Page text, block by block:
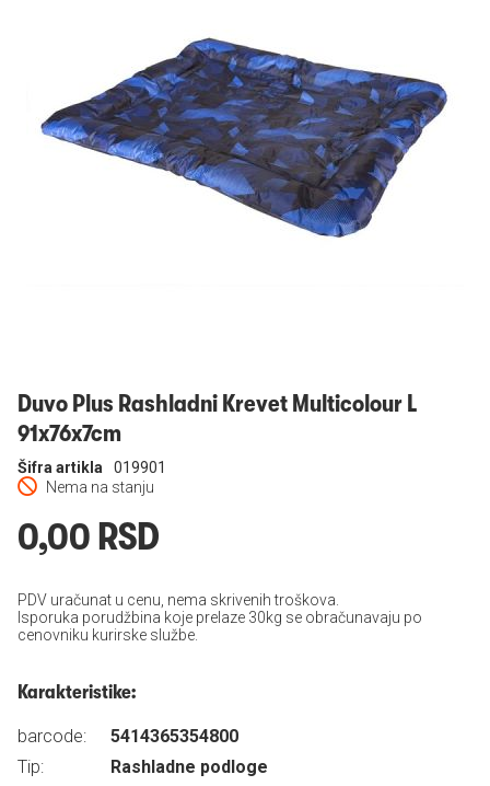
Duvo Plus Rashladni Krevet Multicolour L
91x76x7cm
Nema na stanju
Šifra artikla 019901
0,00 RSD
PDV uračunat u cenu, nema skrivenih troškova.
Isporuka porudžbina koje prelaze 30kg se obračunavaju po
cenovniku kurirske službe.
Karakteristike:
barcode:
5414365354800
Tip:
Rashladne podloge